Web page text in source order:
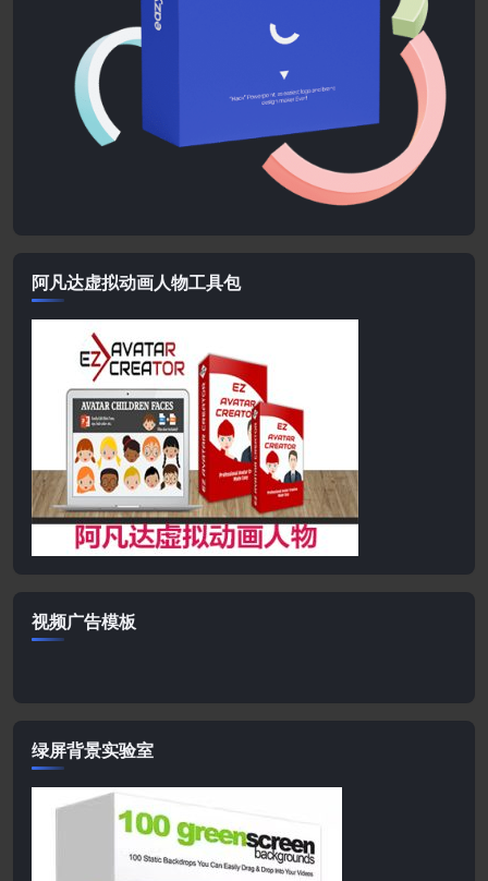
阿凡达虚拟动画人物工具包
视频广告模板
绿屏背景实验室